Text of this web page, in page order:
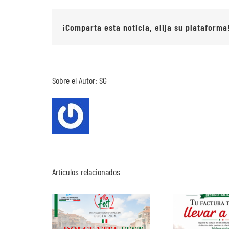
¡Comparta esta noticia, elija su
Sobre el Autor: SG
Artículos relacionados